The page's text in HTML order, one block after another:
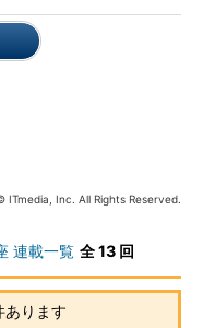
ITmedia, Inc. All Rights Reserved.
連載一覧 全 13 回
あります